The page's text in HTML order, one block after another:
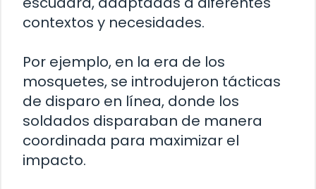
contextos y necesidades.
Por ejemplo, en la era de los
mosquetes, se introdujeron tácticas
de disparo en línea, donde los
soldados disparaban de manera
coordinada para maximizar el
impacto.